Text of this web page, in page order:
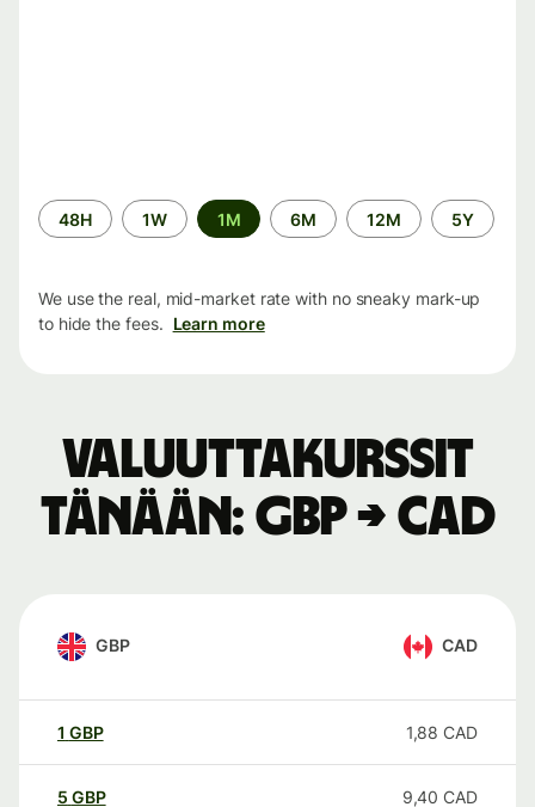
Time
period
48H 1W 1M 6M 12M 5Y
We use the real, mid-market rate with no sneaky mark-up
to hide the fees. Learn more
Valuuttakurssit
tänään: GBP → CAD
GBP CAD
1 GBP 1,88 CAD
5 GBP 9,40 CAD